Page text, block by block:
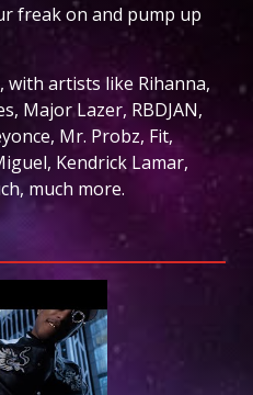
freak on and pump up
with artists like Rihanna,
Major Lazer, RBDJAN,
Mr. Probz, Fit,
Kendrick Lamar,
much more.